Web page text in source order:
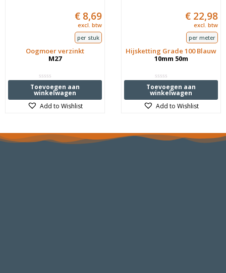
Oogmoer verzinkt
M27
Waardering
0
uit
5
€ 8,69
excl. btw
per stuk
Toevoegen aan
winkelwagen
Add to Wishlist
Hijsketting Grade 100 Blauw
10mm 50m
Waardering
0
uit
5
€ 22,98
excl. btw
per meter
Toevoegen aan
winkelwagen
Add to Wishlist